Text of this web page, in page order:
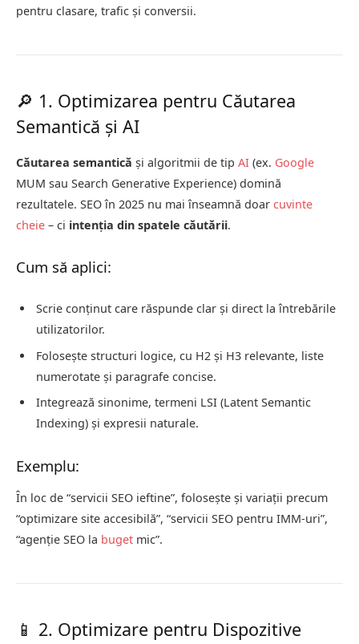
pentru clasare, trafic și conversii.
🔎 1. Optimizarea pentru Căutarea
Semantică și AI
Căutarea semantică și algoritmii de tip AI (ex. Google
MUM sau Search Generative Experience) domină
rezultatele. SEO în 2025 nu mai înseamnă doar cuvinte
cheie – ci intenția din spatele căutării.
Cum să aplici:
Scrie conținut care răspunde clar și direct la întrebările
utilizatorilor.
Folosește structuri logice, cu H2 și H3 relevante, liste
numerotate și paragrafe concise.
Integrează sinonime, termeni LSI (Latent Semantic
Indexing) și expresii naturale.
Exemplu:
În loc de “servicii SEO ieftine”, folosește și variații precum
“optimizare site accesibilă”, “servicii SEO pentru IMM-uri”,
“agenție SEO la buget mic”.
📱 2. Optimizare pentru Dispozitive